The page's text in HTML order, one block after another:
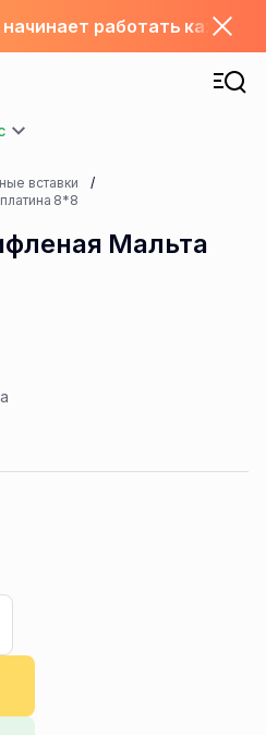
начинает работать каждый
вставки
8*8
Мальта